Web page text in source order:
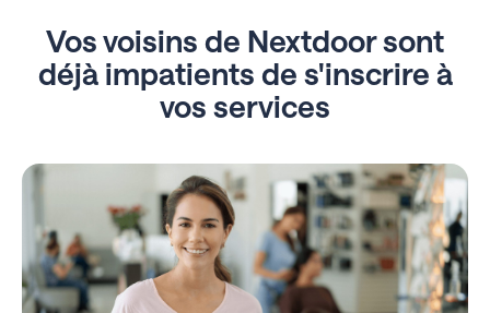
Vos voisins de Nextdoor sont
déjà impatients de s'inscrire à
vos services